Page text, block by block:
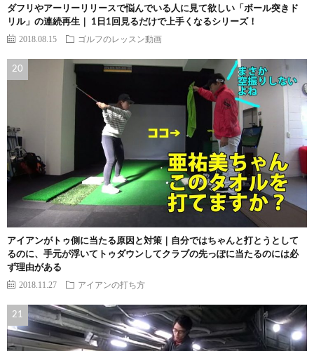
ダフリやアーリーリリースで悩んでいる人に見て欲しい「ボール突きド
リル」の連続再生｜ 1日1回見るだけで上手くなるシリーズ！
2018.08.15 ゴルフのレッスン動画
アイアンがトゥ側に当たる原因と対策｜自分ではちゃんと打とうとして
るのに、手元が浮いてトゥダウンしてクラブの先っぽに当たるのには必
ず理由がある
2018.11.27 アイアンの打ち方